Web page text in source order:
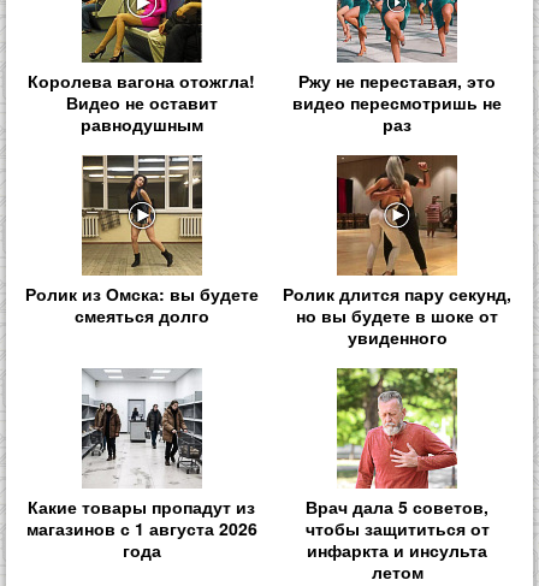
Королева вагона отожгла!
Видео не оставит
равнодушным
Ржу не переставая, это
видео пересмотришь не
раз
Ролик из Омска: вы будете
смеяться долго
Ролик длится пару секунд,
но вы будете в шоке от
увиденного
Какие товары пропадут из
магазинов с 1 августа 2026
года
Врач дала 5 советов,
чтобы защититься от
инфаркта и инсульта
летом